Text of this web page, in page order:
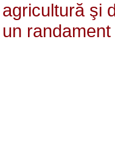
agricultură şi
un